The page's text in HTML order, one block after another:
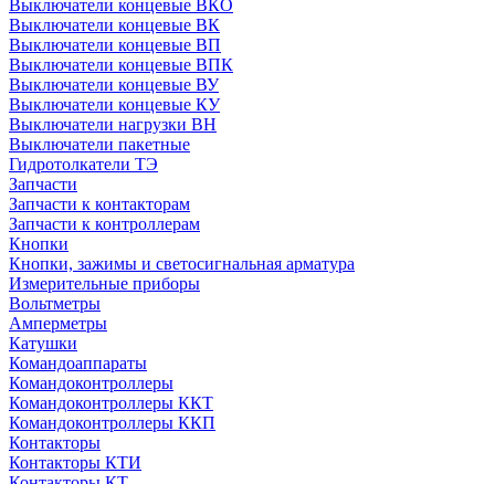
Выключатели концевые ВКО
Выключатели концевые ВК
Выключатели концевые ВП
Выключатели концевые ВПК
Выключатели концевые ВУ
Выключатели концевые КУ
Выключатели нагрузки ВН
Выключатели пакетные
Гидротолкатели ТЭ
Запчасти
Запчасти к контакторам
Запчасти к контроллерам
Кнопки
Кнопки, зажимы и светосигнальная арматура
Измерительные приборы
Вольтметры
Амперметры
Катушки
Командоаппараты
Командоконтроллеры
Командоконтроллеры ККТ
Командоконтроллеры ККП
Контакторы
Контакторы КТИ